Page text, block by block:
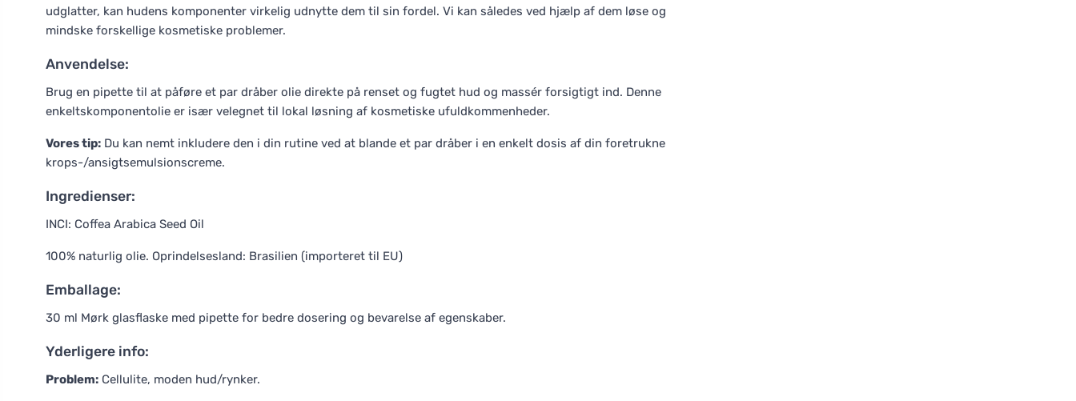
udglatter, kan hudens komponenter virkelig udnytte dem til sin fordel. Vi kan således ved hjælp af dem løse og
mindske forskellige kosmetiske problemer.
Anvendelse:
Brug en pipette til at påføre et par dråber olie direkte på renset og fugtet hud og massér forsigtigt ind. Denne
enkeltskomponentolie er især velegnet til lokal løsning af kosmetiske ufuldkommenheder.
Vores tip: Du kan nemt inkludere den i din rutine ved at blande et par dråber i en enkelt dosis af din foretrukne
krops-/ansigtsemulsionscreme.
Ingredienser:
INCI: Coffea Arabica Seed Oil
100% naturlig olie. Oprindelsesland: Brasilien (importeret til EU)
Emballage:
30 ml Mørk glasflaske med pipette for bedre dosering og bevarelse af egenskaber.
Yderligere info:
Problem: Cellulite, moden hud/rynker.